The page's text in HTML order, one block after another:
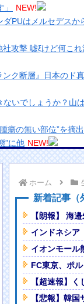
NEW!
PUはメルセデスか
攻撃 嘘ξけど何こ
ンク断層』日本のド
いでしょうか？山
瘍の無い部位”を摘
”に他 NEW!
ｗ
した結果・・・
るぞ…」ってものが
ッ」店員「あの…？
NEW!
追突して家族4人
がこちらｗｗｗｗｗ
ホーム
新着記事（
【朗報】 海
インドネシア
イオンモール
FC東京、ポ
【超速報】
【悲報】韓